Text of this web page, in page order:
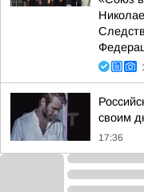
своим
17:36